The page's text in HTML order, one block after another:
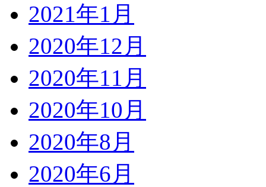
2021年1月
2020年12月
2020年11月
2020年10月
2020年8月
2020年6月